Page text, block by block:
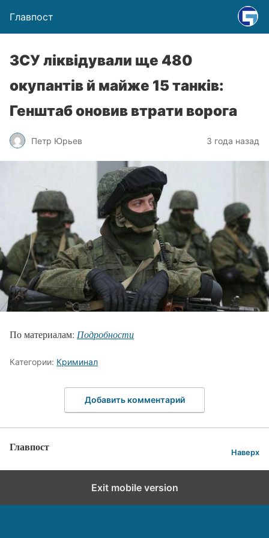
Главпост
ЗСУ ліквідували ще 480
окупантів й майже 15 танків:
Генштаб оновив втрати ворога
Петр Юрьев 3 года назад
По материалам: Подробности
Категории: Криминал
Добавить комментарий
Главпост Наверх
Exit mobile version